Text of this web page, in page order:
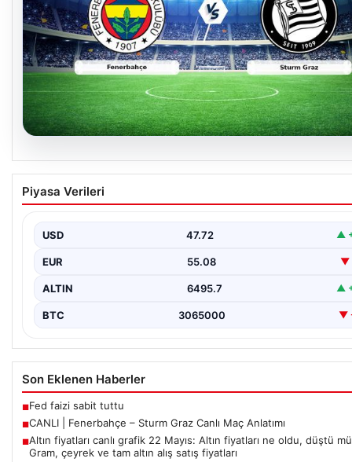
CANLI | Fenerbahçe – Sturm Graz Canlı Maç
Anlatımı
Piyasa Verileri
USD 47.72 ▲
EUR 55.08 ▼
ALTIN 6495.7 ▲
BTC 3065000 ▼
Son Eklenen Haberler
■Fed faizi sabit tuttu
■CANLI | Fenerbahçe – Sturm Graz Canlı Maç Anlatımı
■Altın fiyatları canlı grafik 22 Mayıs: Altın fiyatları ne oldu, düştü mü,
Gram, çeyrek ve tam altın alış satış fiyatları